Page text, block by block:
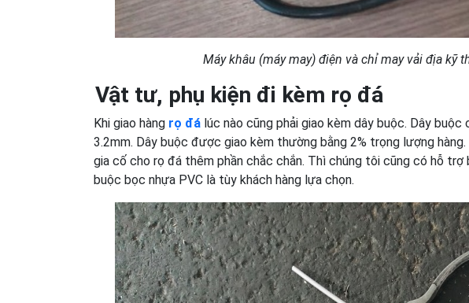
Máy khâu (máy may) điện và chỉ may vải địa kỹ
Vật tư, phụ kiện đi kèm rọ đá
Khi giao hàng rọ đá lúc nào cũng phải giao kèm dây buộc. Dây
3.2mm. Dây buộc được giao kèm thường bằng 2% trọng lượng
gia cố cho rọ đá thêm phần chắc chắn. Thì chúng tôi cũng có hỗ trợ
buộc bọc nhựa PVC là tùy khách hàng lựa chọn.